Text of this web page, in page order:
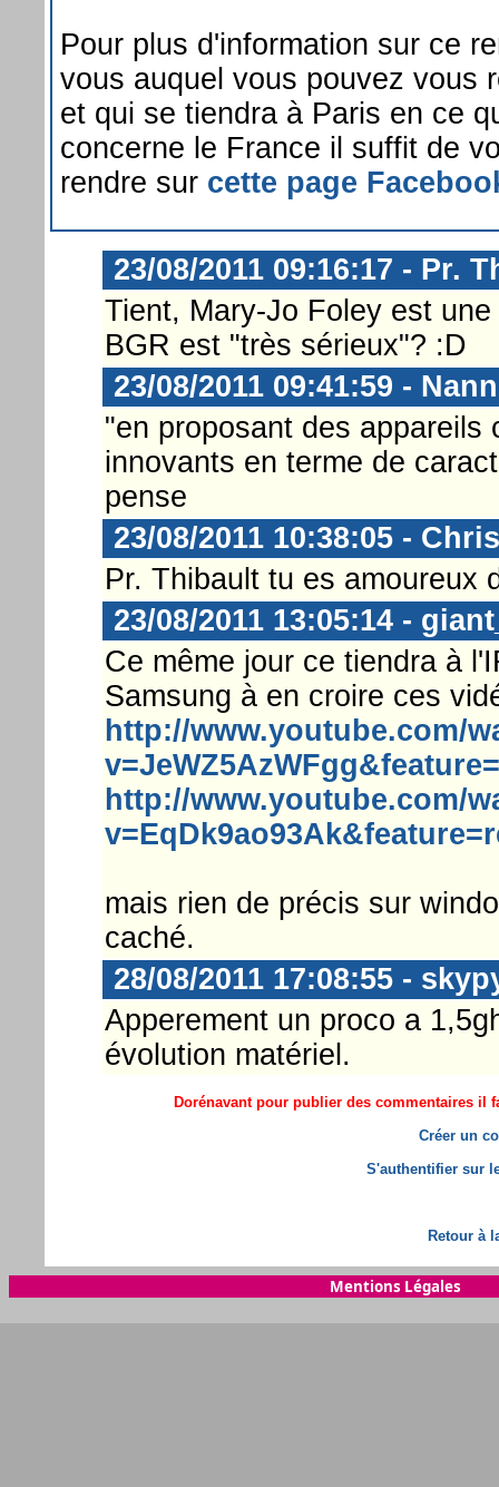
Pour plus d'information sur ce
vous auquel vous pouvez vous
et qui se tiendra à Paris en ce
concerne le France il suffit de
rendre sur cette page
23/08/2011 09:16:17 - Pr.
Tient, Mary-Jo Foley est
BGR est "très sérieux"? :D
23/08/2011 09:41:59 -
"en proposant des appareils
innovants en terme de
pense
23/08/2011 10:38:05 -
Pr. Thibault tu es amoureux
23/08/2011 13:05:14 -
Ce même jour ce tiendra à
Samsung à en croire ces
http://www.youtube.com/
http://www.youtube.com/
mais rien de précis sur
caché.
28/08/2011 17:08:55 -
Apperement un proco a
évolution matériel.
Dorénavant pour publier des commentaires il
Créer un
S'authentifier sur
Retour à
Mentions Légales